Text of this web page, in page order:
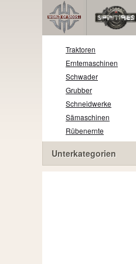
Traktoren
Erntemaschinen
Schwader
Grubber
Schneidwerke
Sämaschinen
Rübenernte
Unterkategorien